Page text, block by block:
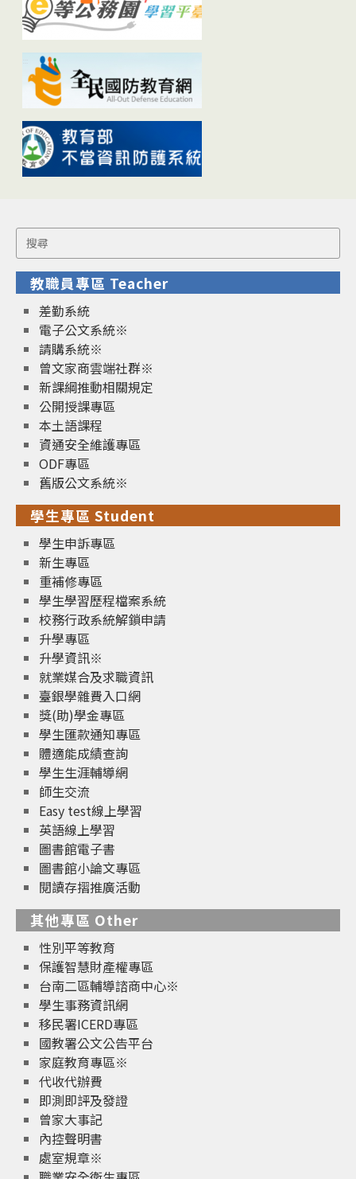
Search
for:
教職員專區 Teacher
差勤系統
電子公文系統※
請購系統※
曾文家商雲端社群※
新課綱推動相關規定
公開授課專區
本土語課程
資通安全維護專區
ODF專區
舊版公文系統※
學生專區 Student
學生申訴專區
新生專區
重補修專區
學生學習歷程檔案系統
校務行政系統解鎖申請
升學專區
升學資訊※
就業媒合及求職資訊
臺銀學雜費入口網
獎(助)學金專區
學生匯款通知專區
體適能成績查詢
學生生涯輔導網
師生交流
Easy test線上學習
英語線上學習
圖書館電子書
圖書館小論文專區
閱讀存摺推廣活動
其他專區 Other
性別平等教育
保護智慧財產權專區
台南二區輔導諮商中心※
學生事務資訊網
移民署ICERD專區
國教署公文公告平台
家庭教育專區※
代收代辦費
即測即評及發證
曾家大事記
內控聲明書
處室規章※